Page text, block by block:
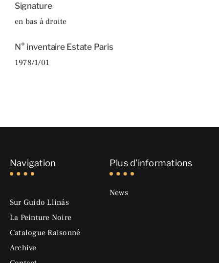
Signature
en bas à droite
N° inventaire Estate Paris
1978/1/01
Navigation
Sur Guido Llinás
La Peinture Noire
Catalogue Raisonné
Archive
Plus d’informations
News